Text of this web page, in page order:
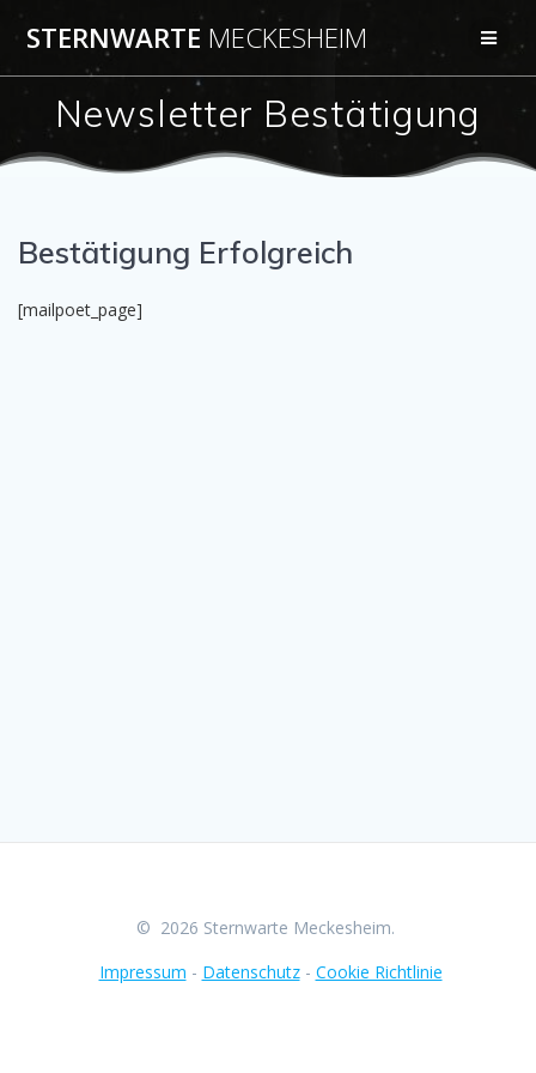
InhaltSTERNWARTE MECKESHEIM
Newsletter Bestätigung
Bestätigung Erfolgreich
[mailpoet_page]
© 2026 Sternwarte Meckesheim.
Impressum - Datenschutz- Cookie Richtlinie